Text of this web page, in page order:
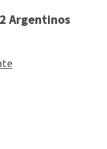
Argentinos